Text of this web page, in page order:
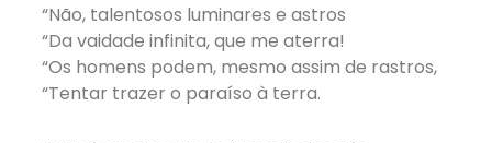
“Não, talentosos luminares e astros
“Da vaidade infinita, que me aterra!
“Os homens podem, mesmo assim de rastros,
“Tentar trazer o paraíso à terra.